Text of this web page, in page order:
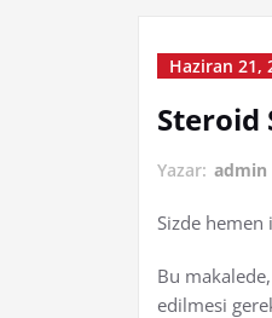
Haziran 21,
Steroid
Yazar: admin
Sizde
Bu makalede,
edilmesi